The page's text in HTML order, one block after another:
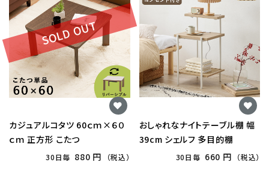
SOLD OUT
カジュアルコタツ 60ｃｍ×６０
ｃｍ 正方形 こたつ
30日毎 880 円 （税込）
おしゃれなナイトテーブル棚 幅
39cm シェルフ 多目的棚
30日毎 660 円 （税込）